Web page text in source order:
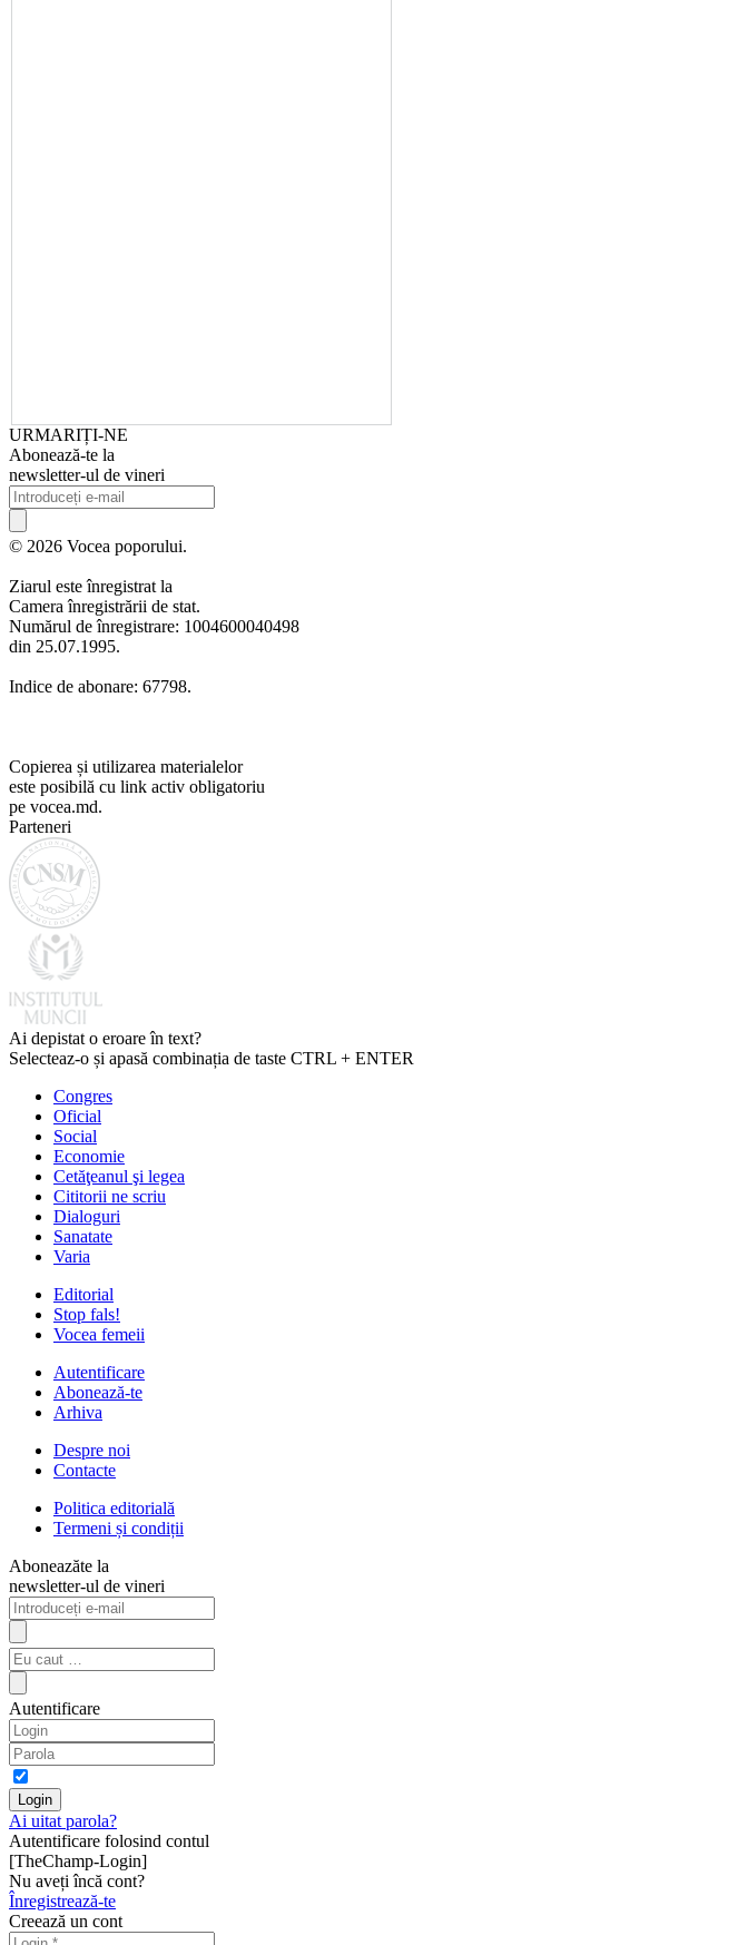
URMARIȚI-NE
Abonează-te la
newsletter-ul de vineri
© 2026 Vocea poporului.
Ziarul este înregistrat la
Camera înregistrării de stat.
Numărul de înregistrare: 1004600040498
din 25.07.1995.
Indice de abonare: 67798.
Copierea și utilizarea materialelor
este posibilă cu link activ obligatoriu
pe vocea.md.
Parteneri
Ai depistat o eroare în text?
Selecteaz-o și apasă combinația de taste CTRL + ENTER
Congres
Oficial
Social
Economie
Cetăţeanul şi legea
Cititorii ne scriu
Dialoguri
Sanatate
Varia
Editorial
Stop fals!
Vocea femeii
Autentificare
Abonează-te
Arhiva
Despre noi
Contacte
Politica editorială
Termeni și condiții
Aboneazăte la
newsletter-ul de vineri
Autentificare
Ai uitat parola?
Autentificare folosind contul
[TheChamp-Login]
Nu aveți încă cont?
Înregistrează-te
Creează un cont